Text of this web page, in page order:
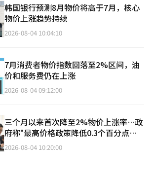
韩国银行预测8月物价将高于7月，核心
物价上涨趋势持续
2026-08-04 10:04:10
7月消费者物价指数回落至2%区间，油
价和服务费仍在上涨
2026-08-04 09:12:00
三个月以来首次降至2%物价上涨率…政
府称"最高价格政策降低0.3个百分点效
果"
2026-08-04 10:20:00